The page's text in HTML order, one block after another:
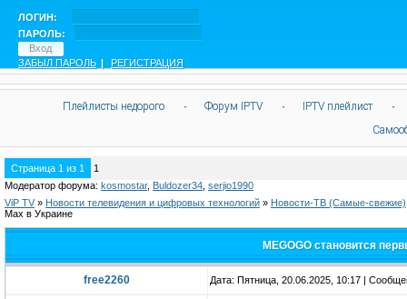
ЛОГИН:
ПАРОЛЬ:
ЗАБЫЛ ПАРОЛЬ | РЕГИСТРАЦИЯ
Плейлисты недорого · Форум IPTV · IPTV плейлист
·
Страница 1 из 1
1
Модератор форума: kosmostar, Buldozer34 serjio1990
ViP TV » Новости телевидения и цифровых технологий » Новости-ТВ (Самые-свежие)
Max в Украине
MEGOGO становится
free2260 Дата: Пятница, 20.06.2025, 10:17 |